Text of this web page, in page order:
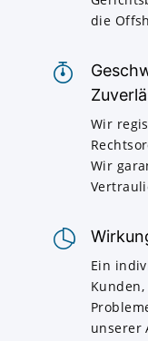
die
Wir
Wir
Ein
unserer